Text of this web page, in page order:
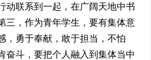
动联系到一起，在广阔天地中书
三，作为青年学生，要有集体意
，勇于奉献，敢于担当，不怕
奋斗，要把个人融入到集体当中